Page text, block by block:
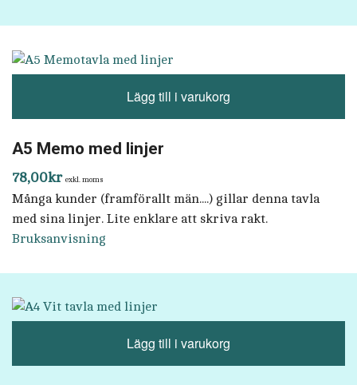
Lägg till i varukorg
A5 Memo med linjer
78,00kr exkl. moms
Många kunder (framförallt män....) gillar denna tavla
med sina linjer. Lite enklare att skriva rakt.
Bruksanvisning
Lägg till i varukorg